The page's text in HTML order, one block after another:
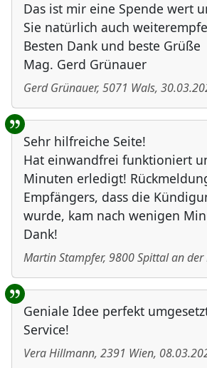
Das ist mir eine Spende wert
Sie natürlich auch
Besten Dank und beste Grüße
Mag. Gerd Grünauer
Gerd Grünauer, 5071 Wals,
Sehr hilfreiche Seite!
Hat einwandfrei funktioniert
Minuten erledigt!
Empfängers, dass die
wurde, kam nach wenigen
Dank!
Martin Stampfer, 9800Spittal an der
Geniale Idee perfekt
Service!
Vera Hillmann, 2391 Wien,